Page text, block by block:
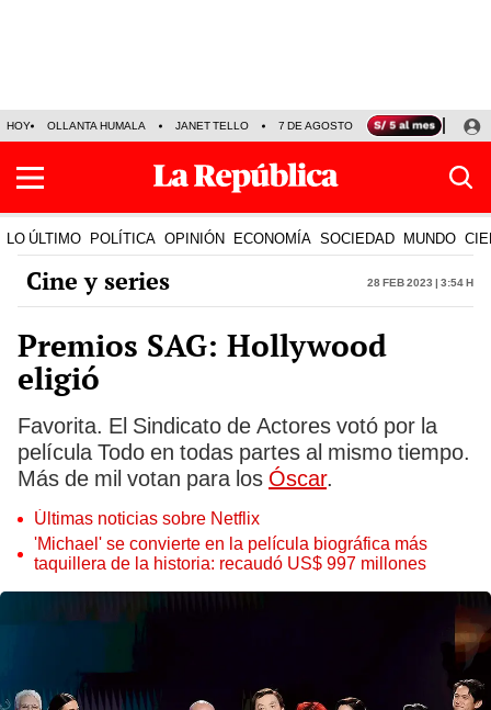
HOY OLLANTA HUMALA JANET TELLO 7 DE AGOSTO TINKA RESULTADOS
LO ÚLTIMO POLÍTICA OPINIÓN ECONOMÍA SOCIEDAD MUNDO
Cine y series 28 Feb 2023 | 3:54 h
Premios SAG: Hollywood
eligió
Favorita. El Sindicato de Actores votó por la
película Todo en todas partes al mismo tiempo.
Más de mil votan para los Óscar.
Últimas noticias sobre Netflix
'Michael' se convierte en la película biográfica más
taquillera de la historia: recaudó US$ 997 millones